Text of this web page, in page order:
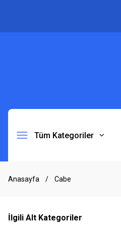
Tüm Kategoriler
Anasayfa Cabe
İlgili Alt Kategoriler